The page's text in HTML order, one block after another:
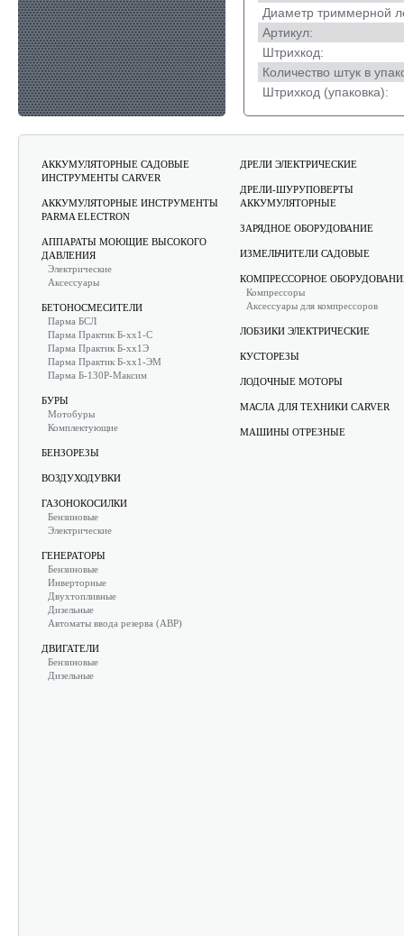
Диаметр триммерной
Артикул:
Штрихкод:
Количество штук в
Штрихкод (упаковка):
АККУМУЛЯТОРНЫЕ САДОВЫЕ
ИНСТРУМЕНТЫ CARVER
АККУМУЛЯТОРНЫЕ ИНСТРУМЕНТЫ
PARMA ELECTRON
АППАРАТЫ МОЮЩИЕ ВЫСОКОГО
ДАВЛЕНИЯ
Электрические
Аксессуары
БЕТОНОСМЕСИТЕЛИ
Парма БСЛ
Парма Практик Б-хх1-С
Парма Практик Б-хх1Э
Парма Практик Б-хх1-ЭМ
Парма Б-130Р-Максим
БУРЫ
Мотобуры
Комплектующие
БЕНЗОРЕЗЫ
ВОЗДУХОДУВКИ
ГАЗОНОКОСИЛКИ
Бензиновые
Электрические
ГЕНЕРАТОРЫ
Бензиновые
Инверторные
Двухтопливные
Дизельные
Автоматы ввода резерва (АВР)
ДВИГАТЕЛИ
Бензиновые
Дизельные
ДРЕЛИ ЭЛЕКТРИЧЕСКИЕ
ДРЕЛИ-ШУРУПОВЕРТЫ
АККУМУЛЯТОРНЫЕ
ЗАРЯДНОЕ ОБОРУДОВАНИЕ
ИЗМЕЛЬЧИТЕЛИ САДОВЫЕ
КОМПРЕССОРНОЕ
Компрессоры
Аксессуары для компрессоров
ЛОБЗИКИ ЭЛЕКТРИЧЕСКИЕ
КУСТОРЕЗЫ
ЛОДОЧНЫЕ МОТОРЫ
МАСЛА ДЛЯ ТЕХНИКИ CARVER
МАШИНЫ ОТРЕЗНЫЕ